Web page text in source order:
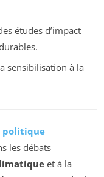
études d’impact
sensibilisation à la
politique
les débats
et à la